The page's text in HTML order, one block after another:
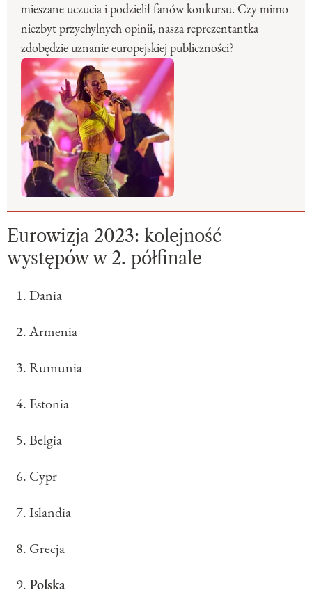
mieszane uczucia i podzielił fanów konkursu. Czy mimo
niezbyt przychylnych opinii, nasza reprezentantka
zdobędzie uznanie europejskiej publiczności?
Eurowizja 2023: kolejność
występów w 2. półfinale
Dania
Armenia
Rumunia
Estonia
Belgia
Cypr
Islandia
Grecja
Polska